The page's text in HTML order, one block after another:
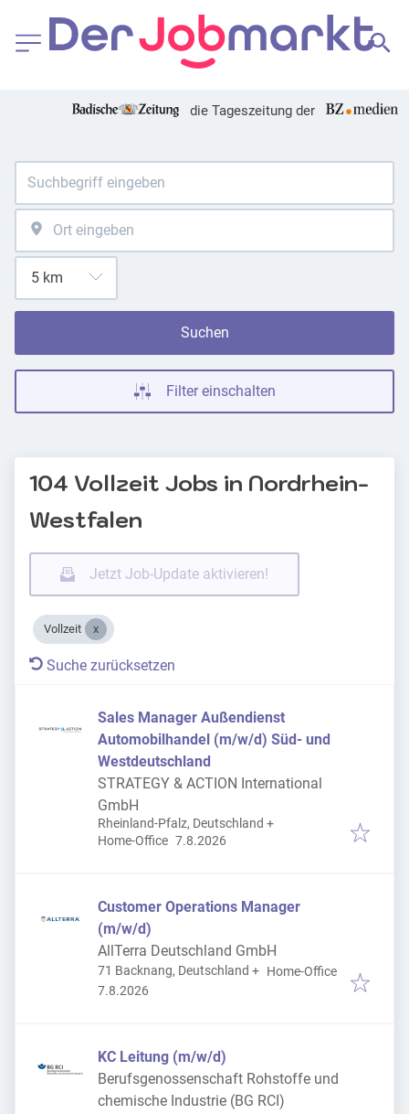
die Tageszeitung der
Suchen
Filter einschalten
104 Vollzeit Jobs in Nordrhein-
Westfalen
Jetzt Job-Update aktivieren!
Vollzeit
Suche zurücksetzen
Sales Manager Außendienst
Automobilhandel (m/w/d) Süd- und
Westdeutschland
STRATEGY & ACTION International
GmbH
Rheinland-Pfalz, Deutschland +
Home-Office Veröffentlicht
7.8.2026
Customer Operations Manager
(m/w/d)
AllTerra Deutschland GmbH
71 Backnang, Deutschland + Home-Office
Veröffentlicht
7.8.2026
KC Leitung (m/w/d)
Berufsgenossenschaft Rohstoffe und
chemische Industrie (BG RCI)